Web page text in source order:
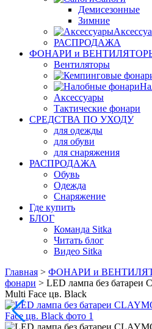
Демисезонные
Зимние
РАСПРОДАЖА
ФОНАРИ и
Вентиляторы
Аксессуары
Тактические фонари
СРЕДСТВА ПО УХОДУ
для одежды
для обуви
для снаряжения
РАСПРОДАЖА
Обувь
Одежда
Снаряжение
Где купить
БЛОГ
Команда Sitka
Читать блог
Видео Sitka
Главная > ФОНАРИ и
фонари > LED лампа без батареи
Multi Face цв. Black